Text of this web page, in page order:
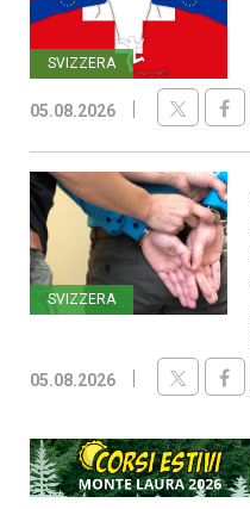
SVIZZERA
05.08.2026
SVIZZERA
05.08.2026